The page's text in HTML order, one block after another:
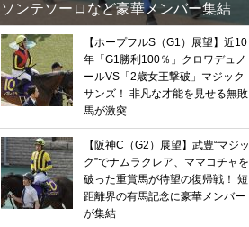
ソンテソーロなど豪華メンバー集結
【ホープフルS（G1）展望】近10
年「G1勝利100％」クロワデュノ
ールVS「2歳女王撃破」マジック
サンズ！ 非凡な才能を見せる無敗
馬が激突
【阪神C（G2）展望】武豊“マジッ
ク”でナムラクレア、ママコチャを
破った重賞馬が待望の復帰戦！ 短
距離界の有馬記念に豪華メンバー
が集結